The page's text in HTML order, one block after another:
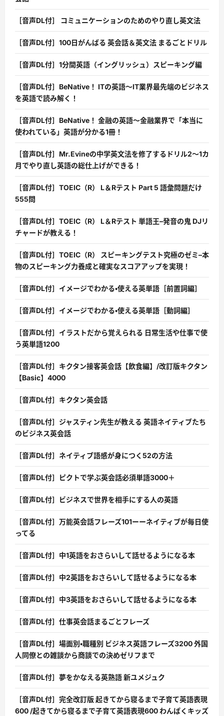
［音声DL付］ コミュニケーションのためのやり直し英文法
［音声DL付］100日がんばる 英会話＆英文法 まるごとドリル
［音声DL付］1分間英語（イングリッシュ）スピーキング編
［音声DL付］BeNative！ ITの英語〜IT業界最先端のビジネス
を英語で読み解く！
［音声DL付］BeNative！ 金融の英語〜金融業界で「本当に
使われている」英語が分かる1冊！
［音声DL付］Mr.Evineの中学英文法を修了するドリル2〜1カ
月でやり直し英語の総仕上げができる！
［音声DL付］TOEIC（R） L＆Rテスト Part 5 語彙問題だけ
555問
［音声DL付］TOEIC（R） L＆Rテスト 単語王–発音の鬼 DJリ
チャードが教える！
［音声DL付］TOEIC（R） スピーキングテスト究極のゼミ–本
物のスピーキング力養成と確実なスコアアップを実現！
［音声DL付］イメージでわかる・使える英単語［前置詞編］
［音声DL付］イメージでわかる・使える英単語［動詞編］
［音声DL付］イラストだから覚えられる 日常生活や仕事で使
う英単語1200
［音声DL付］キクタン接客英会話【飲食編】/改訂版キクタン
【Basic】4000
［音声DL付］キクタン英会話
［音声DL付］ジャスティン先生が教える 英語ネイティブたち
のビジネス英会話
［音声DL付］ネイティブ語感が身につく52の方法
［音声DL付］ピクトで学ぶ英会話必須単語3000＋
［音声DL付］ビジネスで世界を相手にする人の英語
［音声DL付］万能英会話フレーズ101ーーネイティブが毎日使
ってる
［音声DL付］中1英語をおさらいして話せるようになる本
［音声DL付］中2英語をおさらいして話せるようになる本
［音声DL付］中3英語をおさらいして話せるようになる本
［音声DL付］仕事英会話まるごとフレーズ
［音声DL付］場面別・職種別 ビジネス英語フレーズ3200 外国
人同僚との雑談から商談での決めゼリフまで
［音声DL付］夢をかなえる英熟語 新ユメジュク
［音声DL付］完全改訂版 起きてから寝るまで子育て英語表現
600 /起きてから寝るまで子育て英語表現600 わんぱくキッズ